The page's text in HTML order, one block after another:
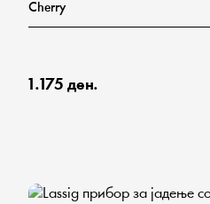
Cherry
1.175 ден.